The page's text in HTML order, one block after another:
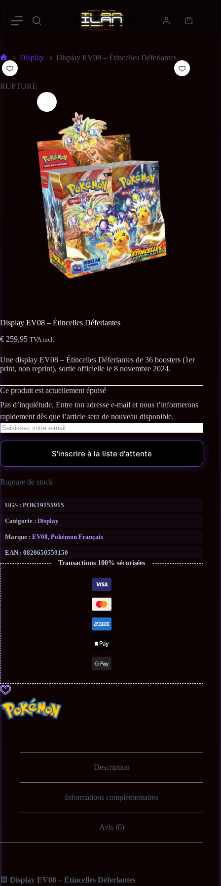
Display Display EV08 – Étincelles Déferlantes
RUPTURE
Display EV08 – Étincelles Déferlantes
€ 259,95 TVA incl.
Une display EV08 – Étincelles Déferlantes de 36 boosters (1er
print, non reprint), sortie officielle le 8 novembre 2024.
Rupture de stock
UGS : POK19155915
Catégorie : Display
Marque : EV08, Pokémon Français
EAN : 0820650559150
Transactions 100% sécurisées
Ce produit est actuellement épuisé
S'inscrire à la liste d'attente
Description
Informations complémentaires
Avis (0)
🟦 Display EV08 – Étincelles Déferlantes